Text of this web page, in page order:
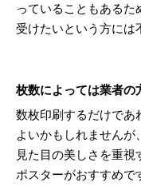
っていることもある
受けたいという方には
枚数によっては業者の
数枚印刷するだけであ
よいかもしれませんが
見た目の美しさを重
ポスターがおすすめで